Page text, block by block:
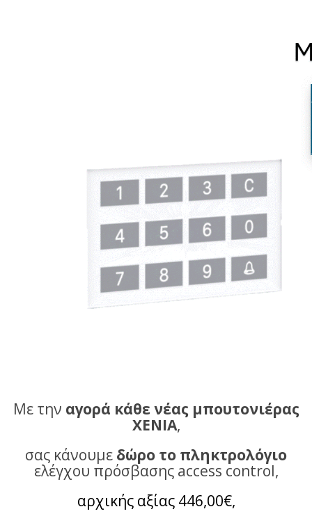
Με την αγορά κάθε νέας μπουτονιέρας
XENIA,
σας κάνουμε δώρο το πληκτρολόγιο
ελέγχου πρόσβασης access control,
αρχικής αξίας 446,00€,